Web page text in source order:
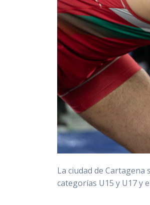
La ciudad de Cartagena
categorías U15 y U17 y